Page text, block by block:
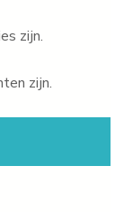
zijn.
zijn.